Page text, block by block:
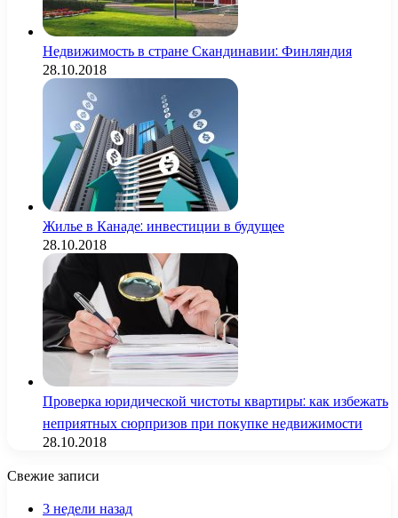
Недвижимость в стране Скандинавии: Финляндия
28.10.2018
Жилье в Канаде: инвестиции в будущее
28.10.2018
Проверка юридической чистоты квартиры: как избежать
неприятных сюрпризов при покупке недвижимости
28.10.2018
Свежие записи
3 недели назад